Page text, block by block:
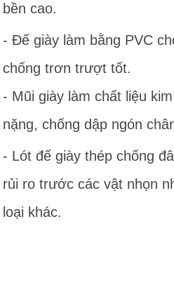
bền cao.
- Đế giày làm bằng PVC
chống trơn trượt tốt.
- Mũi giày làm chất liệu
nặng, chống dập ngón
- Lót đế giày thép chống
rủi ro trước các vật nhọn
loại khác.